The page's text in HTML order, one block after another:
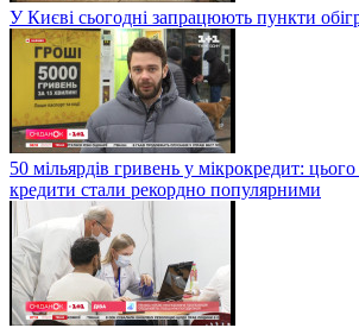
У Києві сьогодні запрацюють пункти
50 мільярдів гривень у мікрокредит:
кредити стали рекордно популярними